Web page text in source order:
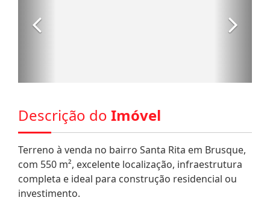
Descrição do Imóvel
Terreno à venda no bairro Santa Rita em Brusque,
com 550 m², excelente localização, infraestrutura
completa e ideal para construção residencial ou
investimento.